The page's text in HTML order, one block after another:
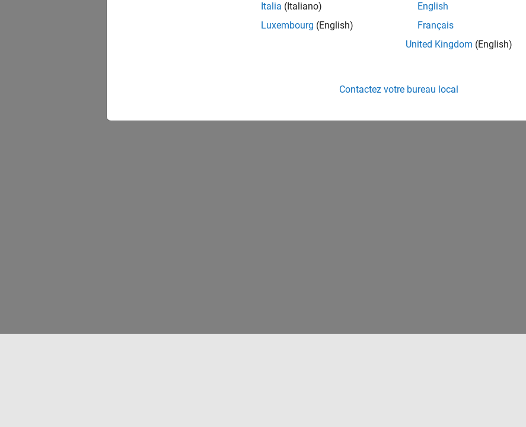
Italia (Italiano)
Luxembourg (English)
English
Français
United Kingdom (English)
Contactez votre bureau local